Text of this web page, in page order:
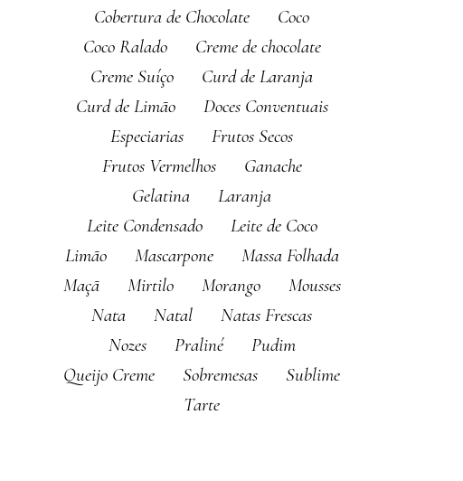
Cobertura de Chocolate
Coco
Coco Ralado
Creme de chocolate
Creme Suíço
Curd de Laranja
Curd de Limão
Doces Conventuais
Especiarias
Frutos Secos
Frutos Vermelhos
Ganache
Gelatina
Laranja
Leite Condensado
Leite de Coco
Limão
Mascarpone
Massa Folhada
Maçã
Mirtilo Morango
Mousses
Nata
Natal
Natas Frescas
Nozes
Praliné
Pudim
Queijo Creme
Sobremesas
Sublime
Tarte